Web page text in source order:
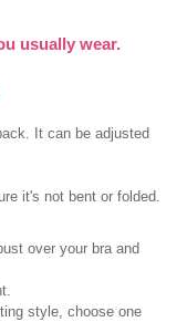
usually wear.
It can be adjusted
it's not bent or folded.
over your bra and
style, choose one